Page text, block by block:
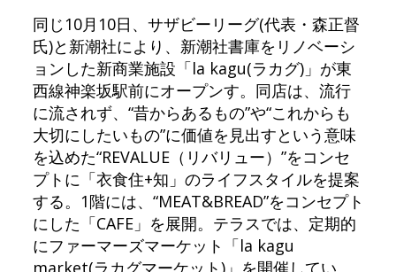
同じ10月10日、サザビーリーグ(代表・森正督
氏)と新潮社により、新潮社書庫をリノベーシ
ョンした新商業施設「la kagu(ラカグ)」が東
西線神楽坂駅前にオープンす。同店は、流行
に流されず、“昔からあるもの”や“これからも
大切にしたいもの”に価値を見出すという意味
を込めた“REVALUE（リバリュー）”をコンセ
プトに「衣食住+知」のライフスタイルを提案
する。1階には、“MEAT&BREAD”をコンセプト
にした「CAFE」を展開。テラスでは、定期的
にファーマーズマーケット「la kagu
market(ラカグマーケット)」を開催してい